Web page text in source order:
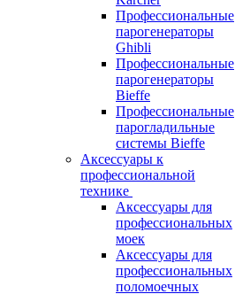
Профессиональные
парогенераторы
Ghibli
Профессиональные
парогенераторы
Bieffe
Профессиональные
парогладильные
системы Bieffe
Аксессуары к
профессиональной
технике
Аксессуары для
профессиональных
моек
Аксессуары для
профессиональных
поломоечных